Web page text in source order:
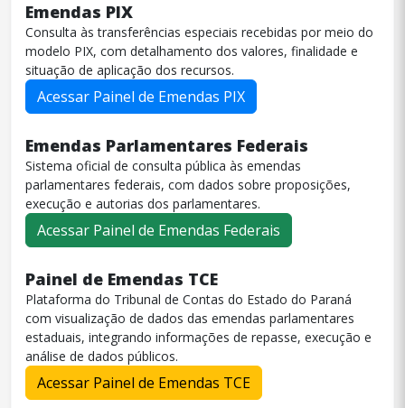
Emendas PIX
Consulta às transferências especiais recebidas por meio do
modelo PIX, com detalhamento dos valores, finalidade e
situação de aplicação dos recursos.
Acessar Painel de Emendas PIX
Emendas Parlamentares Federais
Sistema oficial de consulta pública às emendas
parlamentares federais, com dados sobre proposições,
execução e autorias dos parlamentares.
Acessar Painel de Emendas Federais
Painel de Emendas TCE
Plataforma do Tribunal de Contas do Estado do Paraná
com visualização de dados das emendas parlamentares
estaduais, integrando informações de repasse, execução e
análise de dados públicos.
Acessar Painel de Emendas TCE